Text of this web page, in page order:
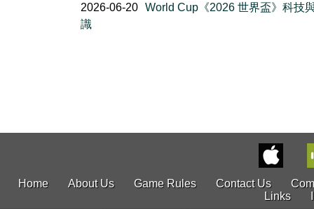
2026-06-20 World Cup《2026 世界盃》科技
識
Home About Us Game Rules Contact Us
Links